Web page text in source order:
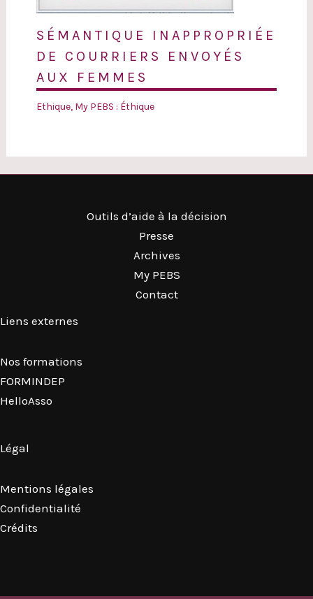
SÉMANTIQUE INAPPROPRIÉE
DE COURRIERS ENVOYÉS
AUX FEMMES
Ethique, My PEBS : Éthique
Outils d’aide à la décision
Presse
Archives
My PEBS
Contact
Liens externes
Nos formations
FORMINDEP
HelloAsso
Légal
Mentions légales
Confidentialité
Crédits